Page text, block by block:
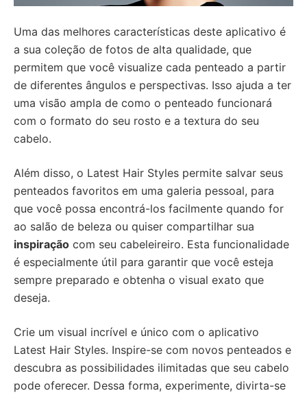
Uma das melhores características deste aplicativo é
a sua coleção de fotos de alta qualidade, que
permitem que você visualize cada penteado a partir
de diferentes ângulos e perspectivas. Isso ajuda a ter
uma visão ampla de como o penteado funcionará
com o formato do seu rosto e a textura do seu
cabelo.
Além disso, o Latest Hair Styles permite salvar seus
penteados favoritos em uma galeria pessoal, para
que você possa encontrá-los facilmente quando for
ao salão de beleza ou quiser compartilhar sua
inspiração com seu cabeleireiro. Esta funcionalidade
é especialmente útil para garantir que você esteja
sempre preparado e obtenha o visual exato que
deseja.
Crie um visual incrível e único com o aplicativo
Latest Hair Styles. Inspire-se com novos penteados e
descubra as possibilidades ilimitadas que seu cabelo
pode oferecer. Dessa forma, experimente, divirta-se